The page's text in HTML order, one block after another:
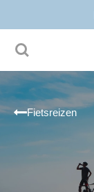
naar
de
hoofdinhoud
Fietsreizen